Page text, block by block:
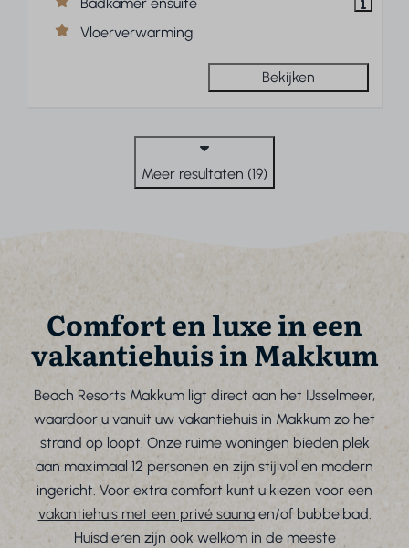
Vloerverwarming
Bekijken
Meer resultaten (19)
Comfort en luxe in een
vakantiehuis in Makkum
Beach Resorts Makkum ligt direct aan het IJsselmeer,
waardoor u vanuit uw vakantiehuis in Makkum zo het
strand op loopt. Onze ruime woningen bieden plek
aan maximaal 12 personen en zijn stijlvol en modern
ingericht. Voor extra comfort kunt u kiezen voor een
vakantiehuis met een privé saunaen/of bubbelbad.
Huisdieren zijn ook welkom in de meeste